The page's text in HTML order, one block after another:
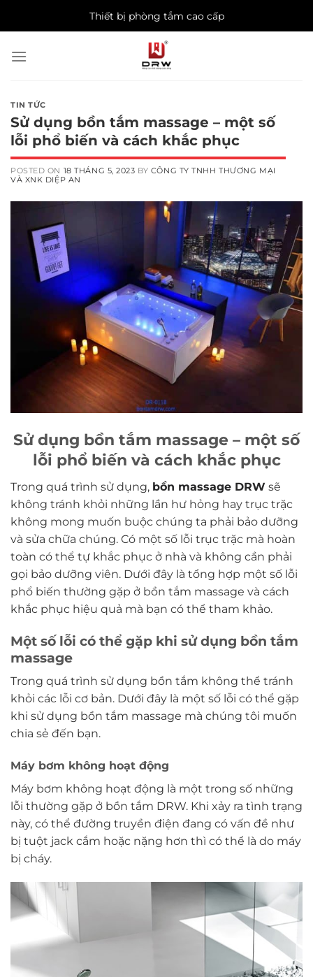
Thiết bị phòng tắm cao cấp
TIN TỨC
Sử dụng bồn tắm massage – một số
lỗi phổ biến và cách khắc phục
POSTED ON 18 THÁNG 5, 2023 BY CÔNG TY TNHH THƯƠNG MẠI
VÀ XNK DIỆP AN
Sử dụng bồn tắm massage – một số
lỗi phổ biến và cách khắc phục
Trong quá trình sử dụng, bồn massage DRW sẽ
không tránh khỏi những lần hư hỏng hay trục trặc
không mong muốn buộc chúng ta phải bảo dưỡng
và sửa chữa chúng. Có một số lỗi trục trặc mà hoàn
toàn có thể tự khắc phục ở nhà và không cần phải
gọi bảo dưỡng viên. Dưới đây là tổng hợp một số lỗi
phổ biến thường gặp ở bồn tắm massage và cách
khắc phục hiệu quả mà bạn có thể tham khảo.
Một số lỗi có thể gặp khi sử dụng bồn tắm
massage
Trong quá trình sử dụng bồn tắm không thể tránh
khỏi các lỗi cơ bản. Dưới đây là một số lỗi có thể gặp
khi sử dụng bồn tắm massage mà chúng tôi muốn
chia sẻ đến bạn.
Máy bơm không hoạt động
Máy bơm không hoạt động là một trong số những
lỗi thường gặp ở bồn tắm DRW. Khi xảy ra tình trạng
này, có thể đường truyền điện đang có vấn đề như
bị tuột jack cắm hoặc nặng hơn thì có thể là do máy
bị cháy.